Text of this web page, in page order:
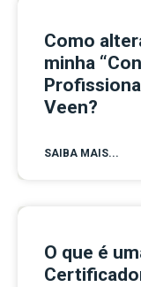
Como
minha
Veen?
SAIBA MAIS...
O que é